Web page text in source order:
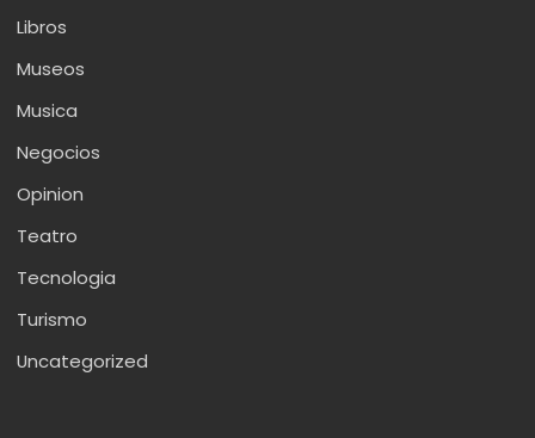
Libros
Museos
Musica
Negocios
Opinion
Teatro
Tecnologia
Turismo
Uncategorized